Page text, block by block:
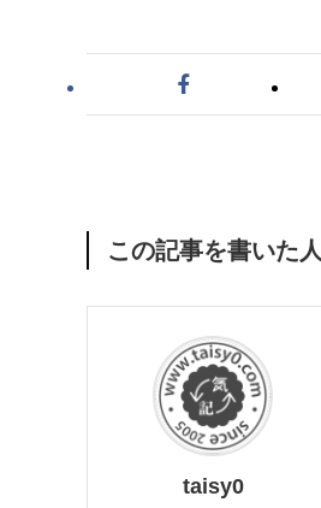
この記事を書いた人
taisy0